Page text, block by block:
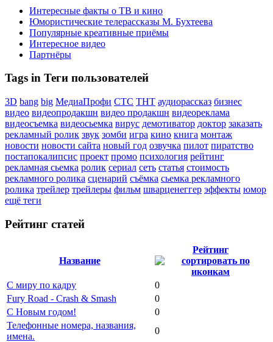
Интересные факты о ТВ и кино
Юмористические телерассказы М. Бухтеева
Популярные креативные приёмы
Интересное видео
Партнёры
Tags in Теги пользователей
3D bang big МедиаПрофи СТС ТНТ аудиорассказ бизнес
видео видеопродакшн видео продакшн видеореклама
видеосъемка видеосьемка вирус демотиватор доктор заказать
рекламный ролик звук зомби игра кино книга монтаж
новости новости сайта новый год озвучка пилот пиратство
постапокалипсис проект промо психология рейтинг
рекламная сьемка ролик сериал сеть статья стоимость
рекламного ролика сценарий съёмка сьемка рекламного
ролика трейлер трейлеры фильм шварценеггер эффекты юмор
ещё теги
Рейтинг статей
Название
Рейтинг
С миру по кадру
0
Fury Road - Crash & Smash
0
С Новым годом!
0
Телефонные номера, названия,
имена.
0